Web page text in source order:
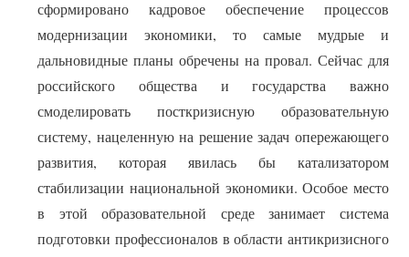
сформировано кадровое обеспечение процессов
модернизации экономики, то самые мудрые и
дальновидные планы обречены на провал. Сейчас для
российского общества и государства важно
смоделировать посткризисную образовательную
систему, нацеленную на решение задач опережающего
развития, которая явилась бы катализатором
стабилизации национальной экономики. Особое место
в этой образовательной среде занимает система
подготовки профессионалов в области антикризисного